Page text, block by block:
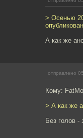
> Осенью
А как же
отправлено
Кому:
> А как же
Без голов -